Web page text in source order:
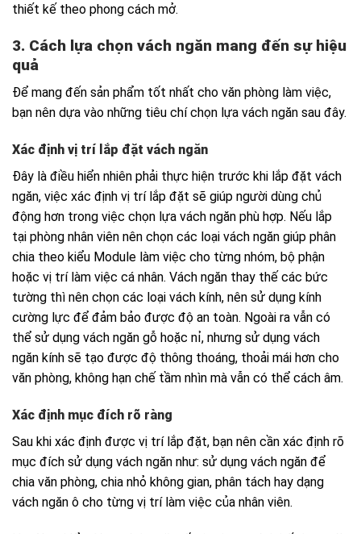
thiết kế theo phong cách mở.
3. Cách lựa chọn vách ngăn mang đến sự hiệu
quả
Để mang đến sản phẩm tốt nhất cho văn phòng làm việc,
bạn nên dựa vào những tiêu chí chọn lựa vách ngăn sau đây.
Xác định vị trí lắp đặt vách ngăn
Đây là điều hiển nhiên phải thực hiện trước khi lắp đặt vách
ngăn, việc xác định vị trí lắp đặt sẽ giúp người dùng chủ
động hơn trong việc chọn lựa vách ngăn phù hợp. Nếu lắp
tại phòng nhân viên nên chọn các loại vách ngăn giúp phân
chia theo kiểu Module làm việc cho từng nhóm, bộ phận
hoặc vị trí làm việc cá nhân. Vách ngăn thay thế các bức
tường thì nên chọn các loại vách kính, nên sử dụng kính
cường lực để đảm bảo được độ an toàn. Ngoài ra vẫn có
thể sử dụng vách ngăn gỗ hoặc nỉ, nhưng sử dụng vách
ngăn kính sẽ tạo được độ thông thoáng, thoải mái hơn cho
văn phòng, không hạn chế tầm nhìn mà vẫn có thể cách âm.
Xác định mục đích rõ ràng
Sau khi xác định được vị trí lắp đặt, bạn nên cần xác định rõ
mục đích sử dụng vách ngăn như: sử dụng vách ngăn để
chia văn phòng, chia nhỏ không gian, phân tách hay dạng
vách ngăn ô cho từng vị trí làm việc của nhân viên.